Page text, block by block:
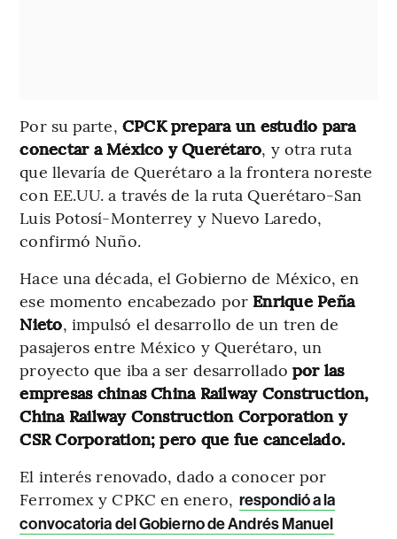
Por su parte, CPCK prepara un estudio para
conectar a México y Querétaro, y otra ruta
que llevaría de Querétaro a la frontera noreste
con EE.UU. a través de la ruta Querétaro-San
Luis Potosí-Monterrey y Nuevo Laredo,
confirmó Nuño.
Hace una década, el Gobierno de México, en
ese momento encabezado por Enrique Peña
Nieto, impulsó el desarrollo de un tren de
pasajeros entre México y Querétaro, un
proyecto que iba a ser desarrollado por las
empresas chinas China Railway Construction,
China Railway Construction Corporation y
CSR Corporation; pero que fue cancelado.
El interés renovado, dado a conocer por
Ferromex y CPKC en enero, respondió a la
convocatoria del Gobierno de Andrés Manuel